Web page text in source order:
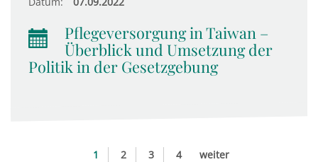
Pflegeversorgung in Taiwan –
Überblick und Umsetzung der
Politik in der Gesetzgebung
1 2 3 4 weiter